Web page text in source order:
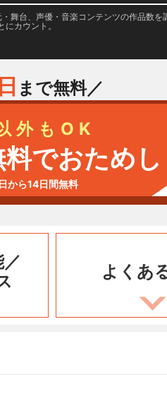
舞台、声優・音楽コンテンツの作品数を
カウント。
日 まで無料／
外もOK
でおためし
から14日間無料
よくあ